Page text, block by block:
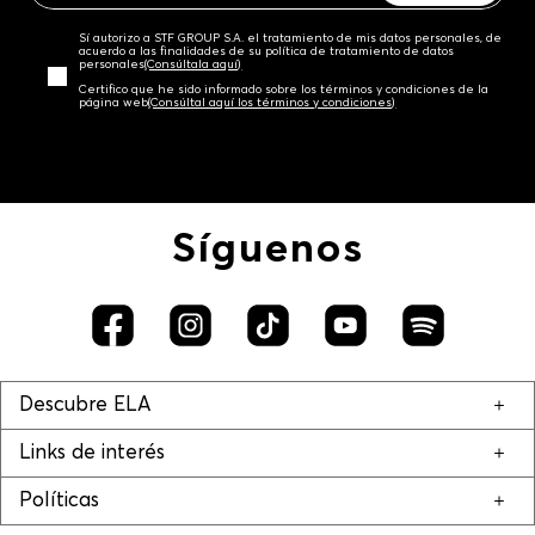
Sí autorizo a STF GROUP S.A. el tratamiento de mis datos personales, de
acuerdo a las finalidades de su política de tratamiento de datos
personales‎(Consúltala aquí)
Certifico que he sido informado sobre los términos y condiciones de la
página web‎(Consúltal aquí los términos y condiciones)
Síguenos
Descubre ELA
Links de interés
Políticas